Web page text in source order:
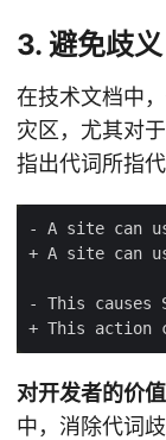
3. 避免歧
在技术文档中
灾区，尤其对
指出代词所指代
对开发者的价值
中，消除代词